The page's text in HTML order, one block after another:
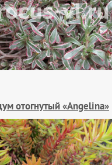
отогнутый «Angelina»